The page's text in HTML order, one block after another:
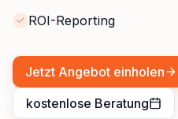
ROI-Reporting
Jetzt Angebot einholen
kostenlose Beratung